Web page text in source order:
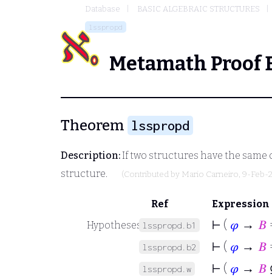
Database BASIC ALGEBRAIC STRUCTURES
lsspropd
Metamath Proof
Theorem lsspropd
Description:If two structures have the same
structure.
(Contributed by Mario Carneiro, 9-Feb-
Ref
Expression
Hypotheses lsspropd.b1 ⊢ ( 𝜑 → 𝐵
lsspropd.b2 ⊢ ( 𝜑 → 𝐵
lsspropd.w ⊢ ( 𝜑 → 𝐵